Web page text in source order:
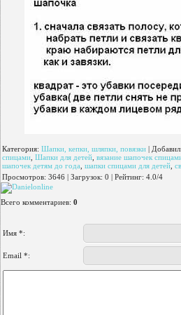
Категория: Шапки, кепки, шляпки, повязки | Добавил
спицами Шапки для детей вязание шапочек
шапочек детям до года шапки спицами для детей
Просмотров: 3646 | Загрузок: 0 | Рейтинг: 4.0/4
Всего комментариев: 0
Имя *:
Email *: